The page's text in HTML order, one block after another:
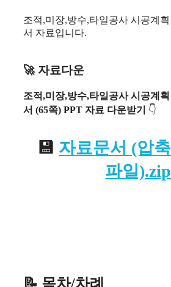
조적,미장,방수,타일공사 시공계획
서 자료입니다.
🚀 자료다운
조적,미장,방수,타일공사 시공계획
서 (65쪽) PPT 자료 다운받기 👇
💾 자료문서 (압축
파일).zip
📝 목차/차례